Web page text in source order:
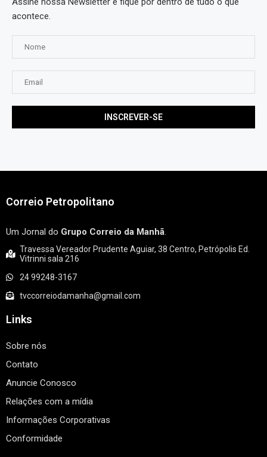
acontece.
Correio Petropolitano
Um Jornal do Grupo Correio da Manhã.
Travessa Vereador Prudente Aguiar, 38 Centro, Petrópolis Ed.
Vitrinni sala 216
24 99248-3167
tvccorreiodamanha@gmail.com
Links
Sobre nós
Contato
Anuncie Conosco
Relações com a mídia
Informações Corporativas
Conformidade